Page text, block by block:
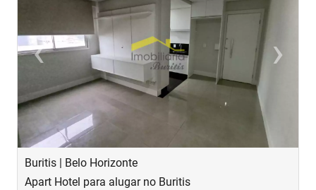
‹Previous ›Next
Buritis | Belo Horizonte
Apart Hotel para alugar no Buritis